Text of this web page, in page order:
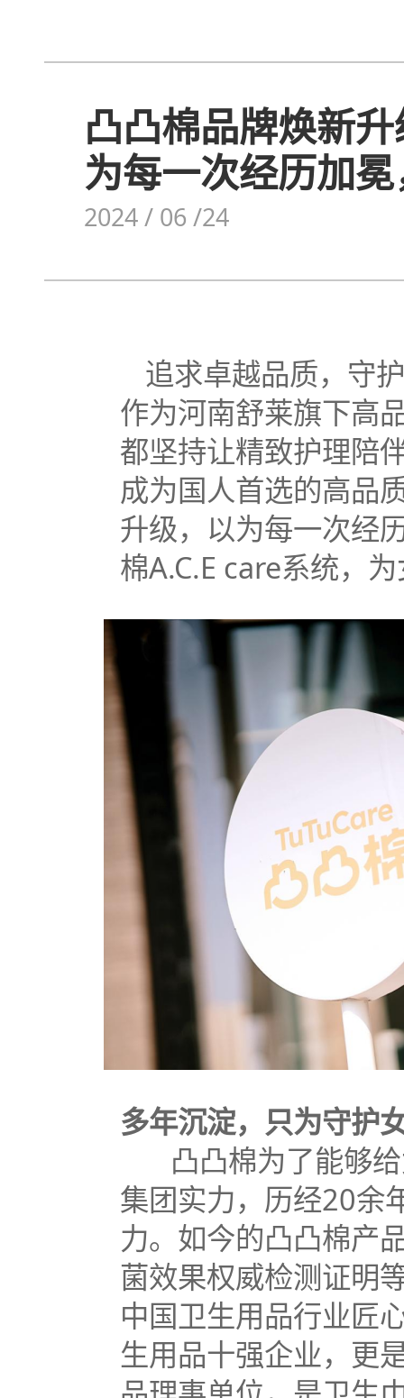
凸凸棉品牌焕新
为每一次经历加
2024 / 06 /24
追求卓越品质，守
作为河南舒莱旗下高
都坚持让精致护理陪
成为国人首选的高品
升级，以为每一次经
棉A.C.E care系统，
多年沉淀，只为守护
凸凸棉为了能够给
集团实力，历经20余
力。如今的凸凸棉产
菌效果权威检测证明
中国卫生用品行业匠
生用品十强企业，更